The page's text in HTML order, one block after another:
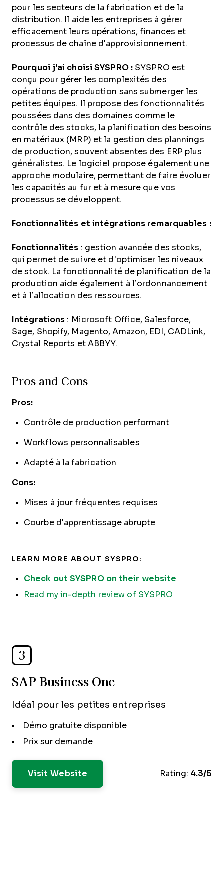
pour les secteurs de la fabrication et de la
distribution. Il aide les entreprises à gérer
efficacement leurs opérations, finances et
processus de chaîne d'approvisionnement.
Pourquoi j'ai choisi SYSPRO :SYSPRO est
conçu pour gérer les complexités des
opérations de production sans submerger les
petites équipes. Il propose des fonctionnalités
poussées dans des domaines comme le
contrôle des stocks, la planification des besoins
en matériaux (MRP) et la gestion des plannings
de production, souvent absentes des ERP plus
généralistes. Le logiciel propose également une
approche modulaire, permettant de faire évoluer
les capacités au fur et à mesure que vos
processus se développent.
Fonctionnalités et intégrations remarquables :
Fonctionnalités : gestion avancée des stocks,
qui permet de suivre et d’optimiser les niveaux
de stock. La fonctionnalité de planification de la
production aide également à l’ordonnancement
et à l’allocation des ressources.
Intégrations : Microsoft Office, Salesforce,
Sage, Shopify, Magento, Amazon, EDI, CADLink,
Crystal Reports et ABBYY.
Pros and Cons
Pros:
Contrôle de production performant
Workflows personnalisables
Adapté à la fabrication
Cons:
Mises à jour fréquentes requises
Courbe d'apprentissage abrupte
LEARN MORE ABOUT SYSPRO:
Check out SYSPRO on their website
Read my in-depth review of SYSPRO
3
SAP Business One
Idéal pour les petites entreprises
Démo gratuite disponible
Prix sur demande
Visit Website Rating: 4.3/5